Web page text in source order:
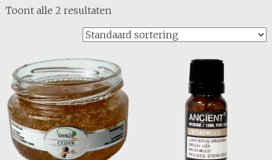
Toont alle 2 resultaten